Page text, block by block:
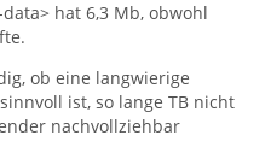
hat 6,3 Mb, obwohl
ob eine langwierige
ist, so lange TB nicht
nachvollziehbar